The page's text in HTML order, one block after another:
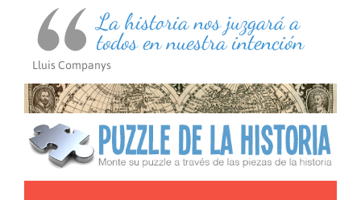
La historia nos juzgará a
todos en nuestra intención
Lluis Companys